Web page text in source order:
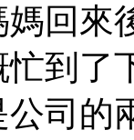
回來
到了
司的